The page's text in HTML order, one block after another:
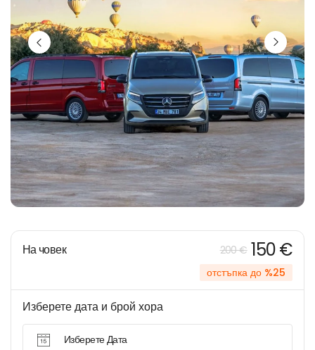
На човек 200 € 150 €
отстъпка до %25
Изберете дата и брой хора
Изберете Дата